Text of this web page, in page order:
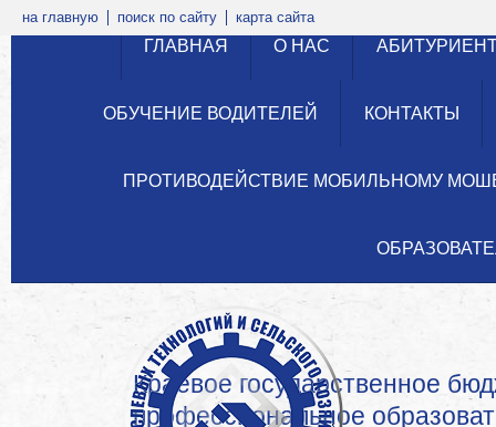
на главную поиск по сайту карта сайта
ГЛАВНАЯ О НАС
ОБУЧЕНИЕ ВОДИТЕЛЕЙ КОНТАКТЫ
ПРОТИВОДЕЙСТВИЕ МОБИЛЬНОМУ
Краевое государственное
профессиональное